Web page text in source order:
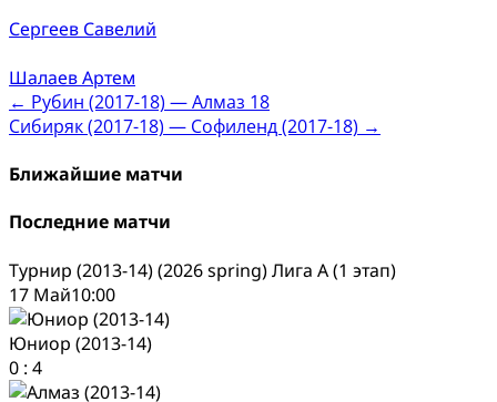
Сергеев Савелий
Шалаев Артем
Post
navigation
← Рубин (2017-18) — Алмаз 18
Сибиряк (2017-18) — Софиленд (2017-18) →
Ближайшие матчи
Последние матчи
Турнир (2013-14) (2026 spring) Лига А (1 этап)
17 Май10:00
Юниор (2013-14)
0 : 4